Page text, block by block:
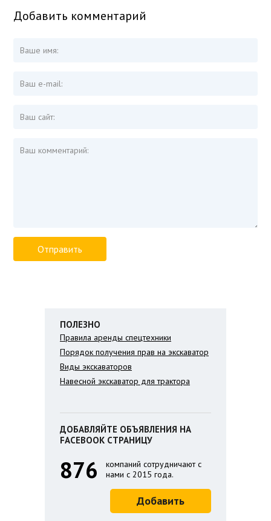
Добавить комментарий
ПОЛЕЗНО
Правила аренды спецтехники
Порядок получения прав на экскаватор
Виды экскаваторов
Навесной экскаватор для трактора
ДОБАВЛЯЙТЕ ОБЪЯВЛЕНИЯ НА
FACEBOOK СТРАНИЦУ
876
компаний сотрудничают с
нами с 2015 года.
Добавить